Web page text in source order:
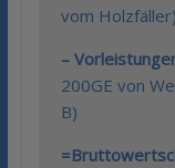
vom Holzfäller)
–
200GE von
B)